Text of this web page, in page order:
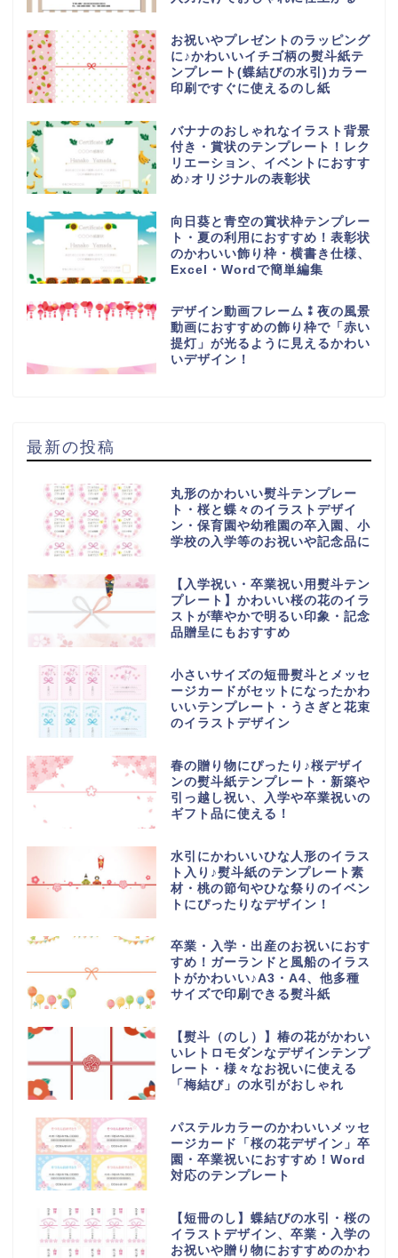
お祝いやプレゼントのラッピング
に♪かわいいイチゴ柄の熨斗紙テ
ンプレート(蝶結びの水引)カラー
印刷ですぐに使えるのし紙
バナナのおしゃれなイラスト背景
付き・賞状のテンプレート！レク
リエーション、イベントにおすす
め♪オリジナルの表彰状
向日葵と青空の賞状枠テンプレー
ト・夏の利用におすすめ！表彰状
のかわいい飾り枠・横書き仕様、
Excel・Wordで簡単編集
デザイン動画フレーム⁑夜の風景
動画におすすめの飾り枠で「赤い
提灯」が光るように見えるかわい
いデザイン！
最新の投稿
丸形のかわいい熨斗テンプレー
ト・桜と蝶々のイラストデザイ
ン・保育園や幼稚園の卒入園、小
学校の入学等のお祝いや記念品に
【入学祝い・卒業祝い用熨斗テン
プレート】かわいい桜の花のイラ
ストが華やかで明るい印象・記念
品贈呈にもおすすめ
小さいサイズの短冊熨斗とメッセ
ージカードがセットになったかわ
いいテンプレート・うさぎと花束
のイラストデザイン
春の贈り物にぴったり♪桜デザイ
ンの熨斗紙テンプレート・新築や
引っ越し祝い、入学や卒業祝いの
ギフト品に使える！
水引にかわいいひな人形のイラス
ト入り♪熨斗紙のテンプレート素
材・桃の節句やひな祭りのイベン
トにぴったりなデザイン！
卒業・入学・出産のお祝いにおす
すめ！ガーランドと風船のイラス
トがかわいい♪A3・A4、他多種
サイズで印刷できる熨斗紙
【熨斗（のし）】椿の花がかわい
いレトロモダンなデザインテンプ
レート・様々なお祝いに使える
「梅結び」の水引がおしゃれ
パステルカラーのかわいいメッセ
ージカード「桜の花デザイン」卒
園・卒業祝いにおすすめ！Word
対応のテンプレート
【短冊のし】蝶結びの水引・桜の
イラストデザイン、卒業・入学の
お祝いや贈り物におすすめのかわ